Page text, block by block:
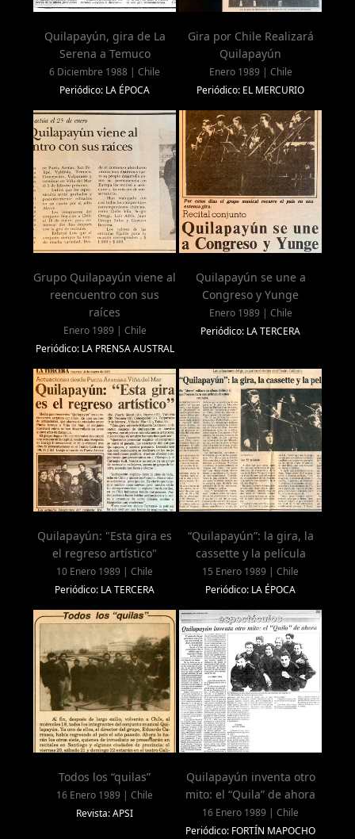
Quilapayún, gira de La
Serena a Temuco
6 Diciembre 1988 | Chile
Periódico: LA ÉPOCA
Gira por Chile Realizará
Quilapayún
Enero 1989 | Chile
Periódico: EL MERCURIO
Grupo Quilapayún viene al
reencuentro con sus
raíces
Enero 1989 | Chile
Periódico: LA PRENSA AUSTRAL
Quilapayún se une a
Congreso y Yunge
Enero 1989 | Chile
Periódico: LA TERCERA
Quilapayún: "Esta gira es
el regreso artístico"
10 Enero 1989 | Chile
Periódico: LA TERCERA
“Quilapayún”: la gira, la
cassette y la película
15 Enero 1989 | Chile
Periódico: LA ÉPOCA
Todos los “quilas”
16 Enero 1989 | Chile
Revista: APSI
Quilapayún inventa otro
mito: el “Quila” de ahora
16 Enero 1989 | Chile
Periódico: FORTÍN MAPOCHO